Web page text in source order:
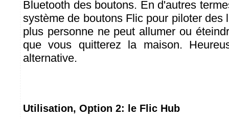
Bluetooth des boutons. En d'autres
système de boutons Flic pour piloter des
plus personne ne peut allumer ou
que vous quitterez la maison.
alternative.
Utilisation, Option 2: le Flic Hub